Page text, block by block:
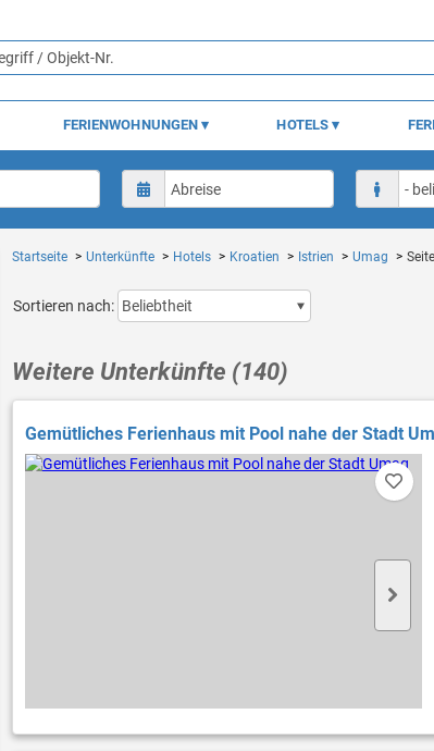
FERIENWOHNUNGEN HOTELS
Startseite Unterkünfte Hotels Kroatien Istrien Umag
Sortieren nach:
Weitere Unterkünfte (140)
Gemütliches Ferienhaus mit Pool nahe der Stadt